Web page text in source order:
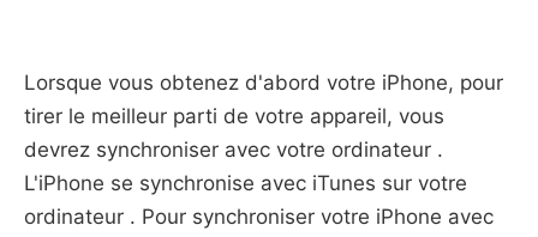
Lorsque vous obtenez d'abord votre iPhone, pour
tirer le meilleur parti de votre appareil, vous
devrez synchroniser avec votre ordinateur .
L'iPhone se synchronise avec iTunes sur votre
ordinateur . Pour synchroniser votre iPhone avec